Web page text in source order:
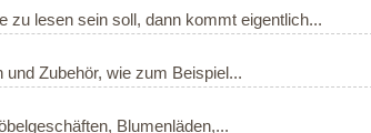
zu lesen sein soll, dann kommt eigentlich...
Zubehör, wie zum Beispiel...
Blumenläden,...